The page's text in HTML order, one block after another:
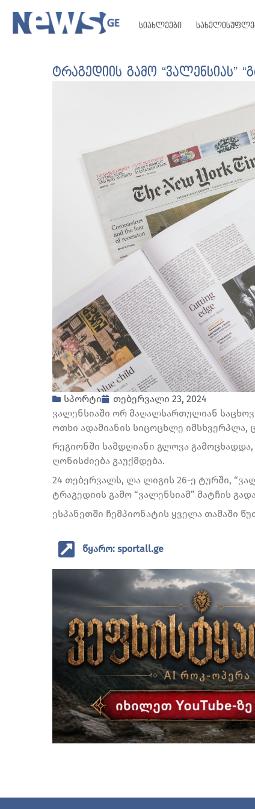
სიახლეები
ტრაგედიის გამო “ვალენსიას”
სპორტი
თებერვალი 23, 2024
ვალენსიაში ორ მაღალსართულიან
ოთხი ადამიანის სიცოცხლე
რეგიონში სამდღიანი გლოვა
ღონისძიება გაუქმდება.
24 თებერვალს, ლა ლიგის 26-ე ტურში,
ტრაგედიის გამო “ვალენსიამ” მატჩის
ესპანეთში ჩემპიონატის ყველა თამაში
წყარო: sportall.ge